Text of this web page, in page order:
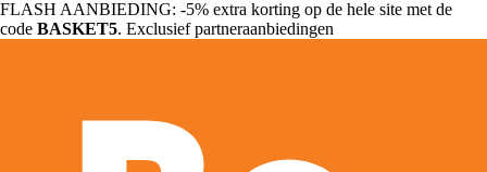
FLASH AANBIEDING: -5% extra korting op de hele site met de
code BASKET5. Exclusief partneraanbiedingen